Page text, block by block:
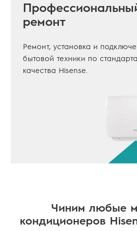
ремонт
Ремонт, установка и
бытовой техники по
качества Hisense.
Чиним любые
кондиционеров